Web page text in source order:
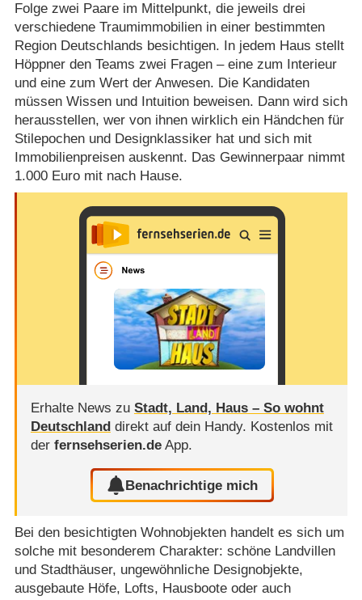
Folge zwei Paare im Mittelpunkt, die jeweils drei
verschiedene Traumimmobilien in einer bestimmten
Region Deutschlands besichtigen. In jedem Haus stellt
Höppner den Teams zwei Fragen – eine zum Interieur
und eine zum Wert der Anwesen. Die Kandidaten
müssen Wissen und Intuition beweisen. Dann wird sich
herausstellen, wer von ihnen wirklich ein Händchen für
Stilepochen und Designklassiker hat und sich mit
Immobilienpreisen auskennt. Das Gewinnerpaar nimmt
1.000 Euro mit nach Hause.
Erhalte News zu Stadt, Land, Haus – So wohnt
Deutschlanddirekt auf dein Handy. Kostenlos mit
der fernsehserien.deApp.
Benachrichtige mich
Bei den besichtigten Wohnobjekten handelt es sich um
solche mit besonderem Charakter: schöne Landvillen
und Stadthäuser, ungewöhnliche Designobjekte,
ausgebaute Höfe, Lofts, Hausboote oder auch